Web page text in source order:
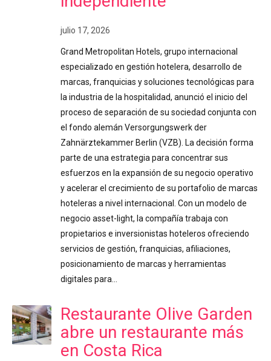
julio 17, 2026
Grand Metropolitan Hotels, grupo internacional
especializado en gestión hotelera, desarrollo de
marcas, franquicias y soluciones tecnológicas para
la industria de la hospitalidad, anunció el inicio del
proceso de separación de su sociedad conjunta con
el fondo alemán Versorgungswerk der
Zahnärztekammer Berlin (VZB). La decisión forma
parte de una estrategia para concentrar sus
esfuerzos en la expansión de su negocio operativo
y acelerar el crecimiento de su portafolio de marcas
hoteleras a nivel internacional. Con un modelo de
negocio asset-light, la compañía trabaja con
propietarios e inversionistas hoteleros ofreciendo
servicios de gestión, franquicias, afiliaciones,
posicionamiento de marcas y herramientas
digitales para…
Restaurante Olive Garden
abre un restaurante más
en Costa Rica